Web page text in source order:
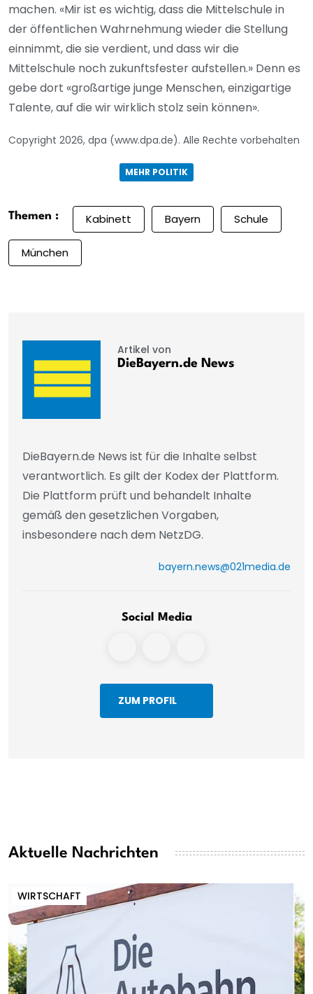
machen. «Mir ist es wichtig, dass die Mittelschule in
der öffentlichen Wahrnehmung wieder die Stellung
einnimmt, die sie verdient, und dass wir die
Mittelschule noch zukunftsfester aufstellen.» Denn es
gebe dort «großartige junge Menschen, einzigartige
Talente, auf die wir wirklich stolz sein können».
Copyright 2026, dpa (www.dpa.de). Alle Rechte vorbehalten
MEHR POLITIK
Themen : Kabinett Bayern Schule
München
Artikel von
DieBayern.de News
DieBayern.de News ist für die Inhalte selbst
verantwortlich. Es gilt der Kodex der Plattform.
Die Plattform prüft und behandelt Inhalte
gemäß den gesetzlichen Vorgaben,
insbesondere nach dem NetzDG.
bayern.news@021media.de
Social Media
ZUM PROFIL
Aktuelle Nachrichten
WIRTSCHAFT